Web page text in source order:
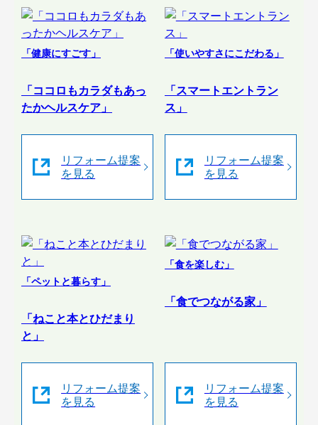
「健康にすごす」
「ココロもカラダもあっ
たかヘルスケア」
リフォーム提案
を見る
「使いやすさにこだわる」
「スマートエントラン
ス」
リフォーム提案
を見る
「ペットと暮らす」
「ねこと本とひだまり
と」
リフォーム提案
を見る
「食を楽しむ」
「食でつながる家」
リフォーム提案
を見る